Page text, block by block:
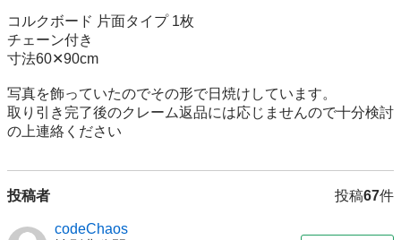
コルクボード 片面タイプ 1枚
チェーン付き
寸法60✕90cm
写真を飾っていたのでその形で日焼けしています。
取り引き完了後のクレーム返品には応じませんので十分検討
の上連絡ください
投稿者 投稿67件
codeChaos